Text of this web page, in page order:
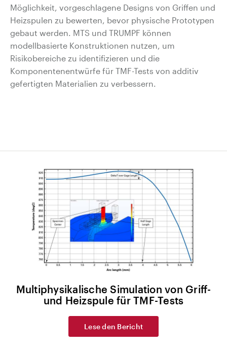
Möglichkeit, vorgeschlagene Designs von Griffen und
Heizspulen zu bewerten, bevor physische Prototypen
gebaut werden. MTS und TRUMPF können
modellbasierte Konstruktionen nutzen, um
Risikobereiche zu identifizieren und die
Komponentenentwürfe für TMF-Tests von additiv
gefertigten Materialien zu verbessern.
Multiphysikalische Simulation von Griff-
und Heizspule für TMF-Tests
Lese den Bericht